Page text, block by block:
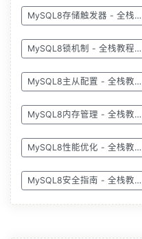
MySQL8存储触发器 - 全栈教程之MySQL8教程
MySQL8锁机制 - 全栈教程之MySQL8教程
MySQL8主从配置 - 全栈教程之MySQL8教程
MySQL8内存管理 - 全栈教程之MySQL8教程
MySQL8性能优化 - 全栈教程之MySQL8教程
MySQL8安全指南 - 全栈教程之MySQL8教程